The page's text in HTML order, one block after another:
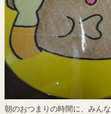
朝のおつまりの時間に、みん